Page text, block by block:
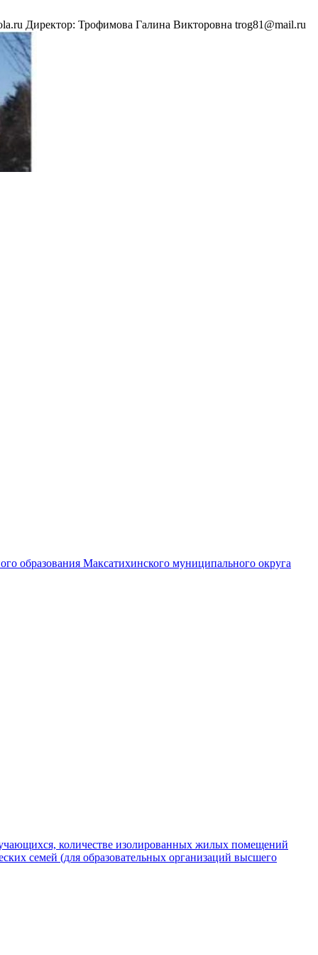
Директор: Трофимова Галина Викторовна trog81@mail.ru
образования Максатихинского муниципального округа
количестве изолированных жилых помещений
семей (для образовательных организаций высшего